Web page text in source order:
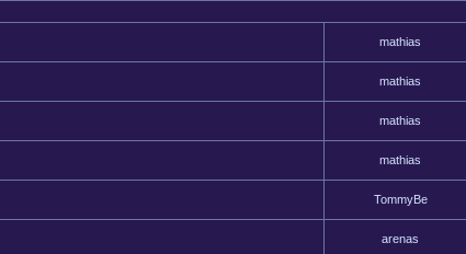
mathias
mathias
mathias
mathias
TommyBe
arenas